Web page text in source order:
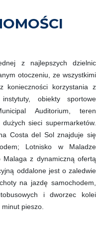
z najlepszych dzielnic
otoczeniu, ze wszystkimi
konieczności korzystania z
obiekty sportowe
Auditorium, teren
sieci supermarketów.
Costa del Sol znajduje się
Lotnisko w Maladze
z dynamiczną ofertą
oddalone jest o zaledwie
na jazdę samochodem,
i dworzec kolei
pieszo.